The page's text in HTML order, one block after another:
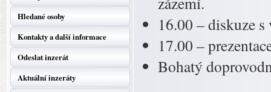
Hledané osoby
Kontakty a další informace
Odeslat inzerát
Aktuální inzeráty
16.00 – diskuze
17.00 –
Bohatý